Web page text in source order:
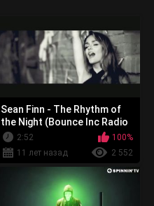
Sean Finn - The Rhythm of
the Night (Bounce Inc Radio
Remix)
2:52
100%
11 лет назад
2 552